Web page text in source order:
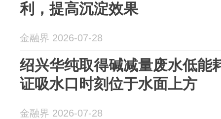
利，提高沉淀效果
金融界 2026-07-28
绍兴华纯取得碱减量废水低能
证吸水口时刻位于水面上方
金融界 2026-07-28